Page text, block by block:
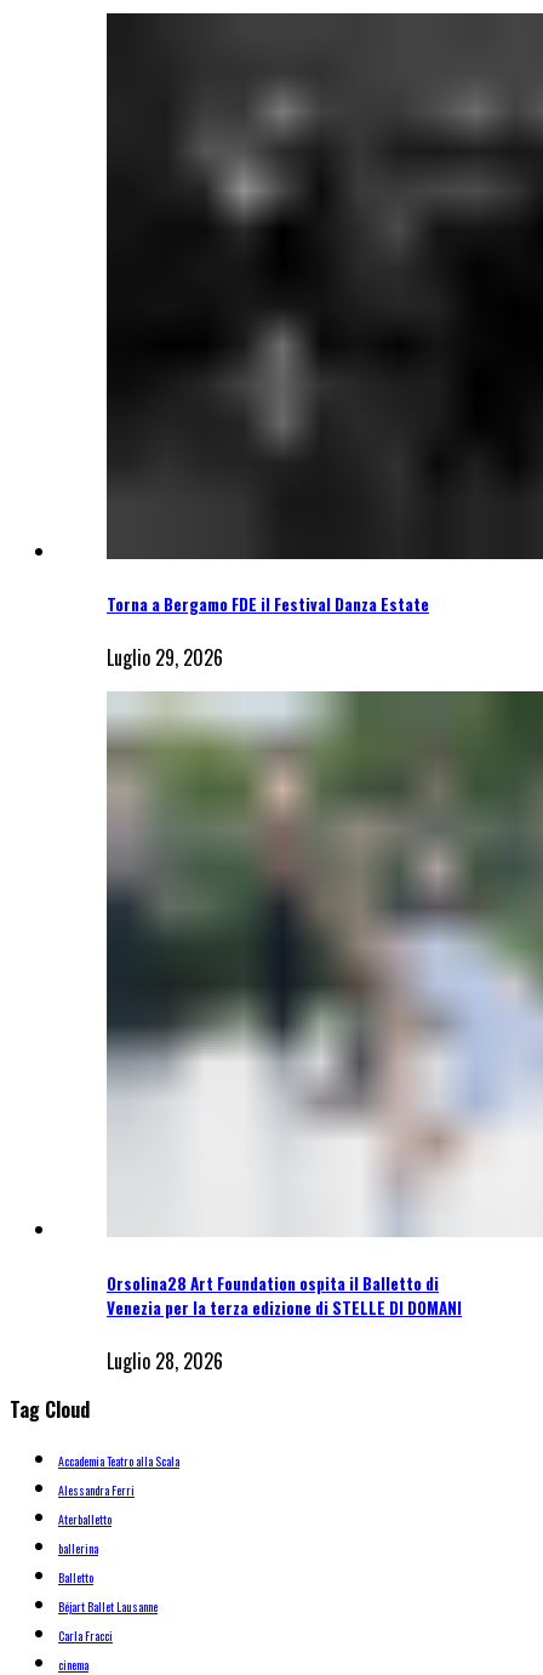
Torna a Bergamo FDE il Festival Danza Estate
Luglio 29, 2026
Orsolina28 Art Foundation ospita il Balletto di
Venezia per la terza edizione di STELLE DI DOMANI
Luglio 28, 2026
Tag Cloud
Accademia Teatro alla Scala
Alessandra Ferri
Aterballetto
ballerina
Balletto
Béjart Ballet Lausanne
Carla Fracci
cinema